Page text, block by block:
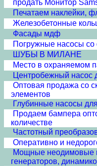
продать Монитор
Печатаем наклейки,
Железобетонные
Фасады мдф
Погружные насосы со
ШУБЫ В МИЛАНЕ
Место в охраняемом
Центробежный
Оптовая продажа со
элементов
Глубинные насосы
Продаем бампера
количестве
Частотный
Оперативно и
Мощные неодимовые
генераторов,